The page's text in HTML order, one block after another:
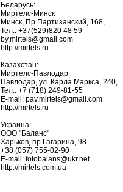
Беларусь:
Миртелс-Минск
Минск, Пр.Партизанский, 168,
Тел.: +37(529)820 48 59
by.mirtels@gmail.com
http://mirtels.ru
Казахстан:
Миртелс-Павлодар
Павлодар, ул. Карла Маркса, 240,
Тел.: +7 (718) 249-81-55
E-mail: pav.mirtels@gmail.com
http://mirtels.ru
Украина:
ООО "Баланс"
Харьков, пр.Гагарина, 98
+38 (057) 755-02-90
E-mail: fotobalans@ukr.net
http://mirtels.com.ua